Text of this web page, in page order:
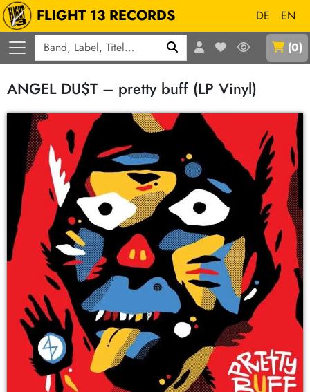
FLIGHT 13 RECORDS DE
EN
(0)
ANGEL DU$T – pretty buff (LP Vinyl)